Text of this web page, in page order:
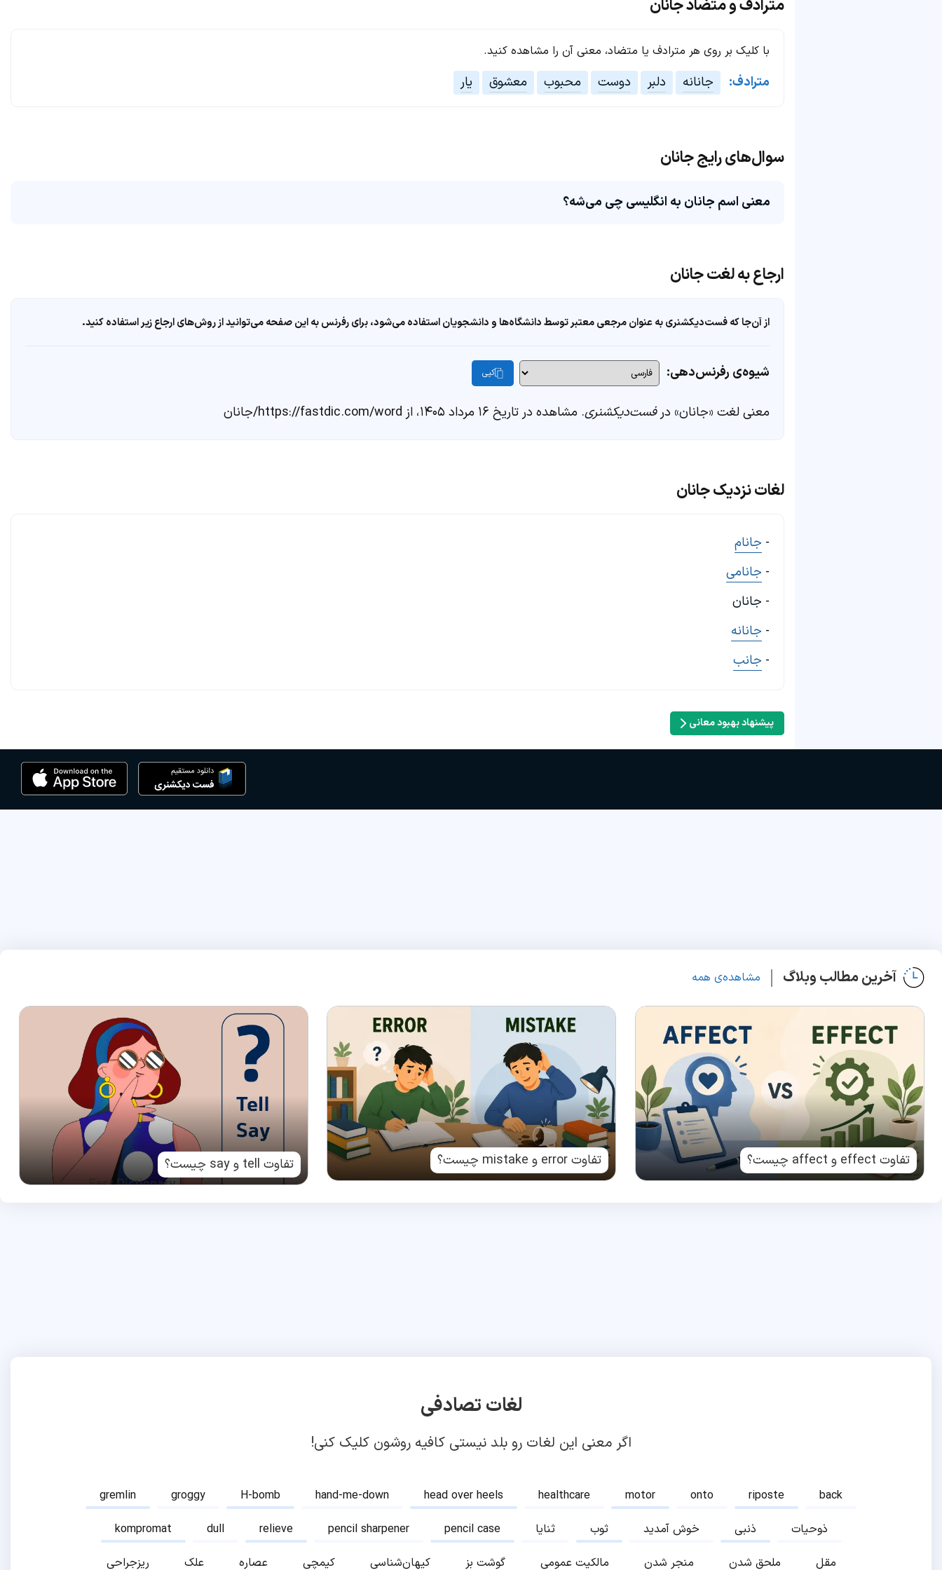
مترادف و متضاد جانان
با کلیک بر روی هر مترادف یا متضاد، معنی آن را مشاهده کنید.
مترادف: جانانه دلبر دوست محبوب معشوق یار
سوال‌های رایج جانان
معنی اسم جانان به انگلیسی چی می‌شه؟
ارجاع به لغت جانان
از آن‌جا که فست‌دیکشنری به عنوان مرجعی معتبر توسط دانشگاه‌ها و دانشجویان استفاده می‌شود، برای رفرنس به این صفحه می‌توانید از روش‌های ارجاع زیر استفاده کنید.
شیوه‌ی رفرنس‌دهی: کپی
معنی لغت «جانان» درفست‌دیکشنری. مشاهده در تاریخ ۱۶ مرداد ۱۴۰۵، از https://fastdic.com/word/جانان
لغات نزدیک جانان
- جانام
- جانامی
- جانان
- جانانه
- جانب
پیشنهاد بهبود معانی
آخرین مطالب وبلاگ مشاهده‌ی همه
تفاوت effect و affect چیست؟ تفاوت error و mistake چیست؟ تفاوت tell و say چیست؟
لغات تصادفی
اگر معنی این لغات رو بلد نیستی کافیه روشون کلیک کنی!
gremlin groggy H-bomb hand-me-down head over heels healthcare motor onto riposte
back
kompromat
dull relieve pencil sharpener pencil case ثنایا ثوب خوش آمدید ذنبی
ذوحیات
ریزجراحی
علک عصاره کیمچی کیهان‌شناسی گوشت بز مالکیت عمومی منجر شدن ملحق شدن مقل